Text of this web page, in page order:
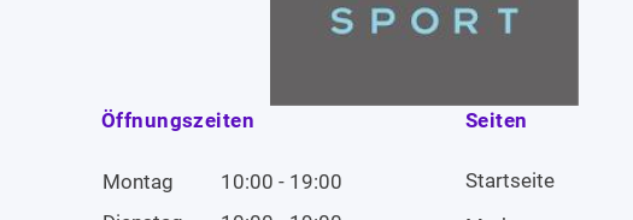
Öffnungszeiten
Montag
10:00 - 19:00
Seiten
Startseite